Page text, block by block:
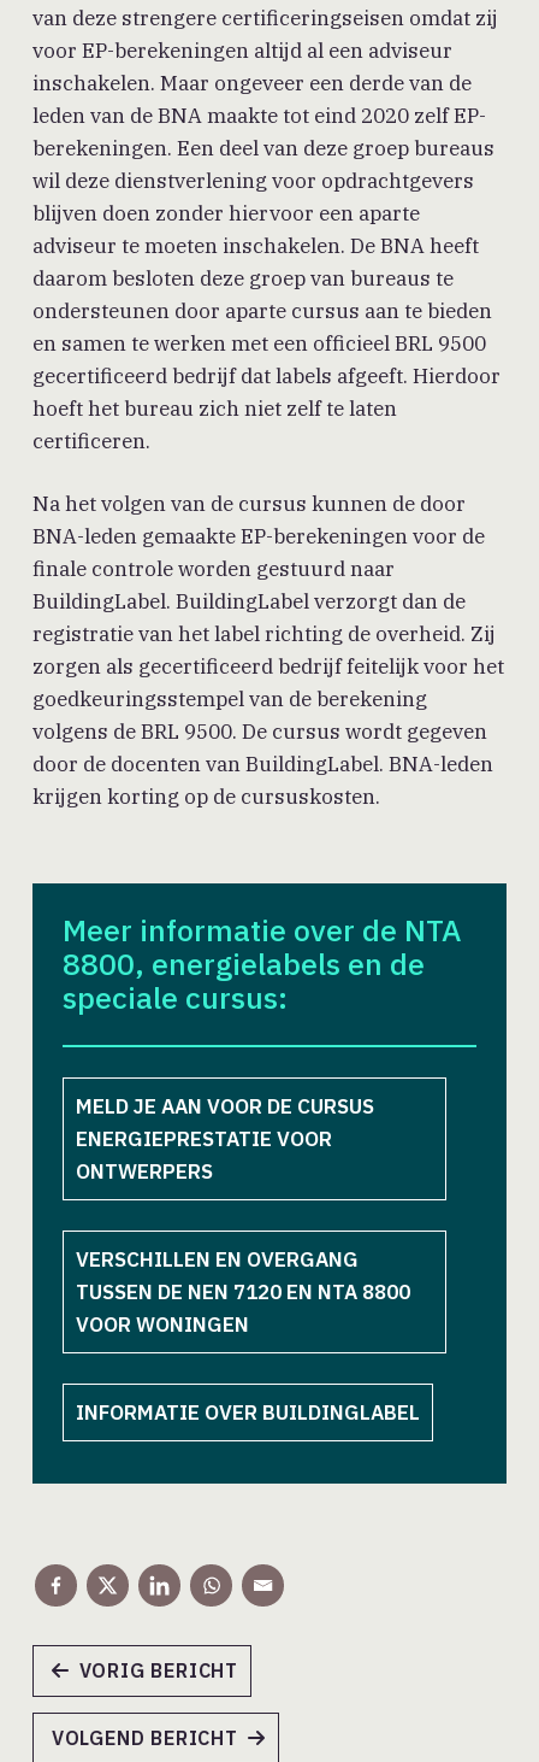
van deze strengere certificeringseisen omdat zij
voor EP-berekeningen altijd al een adviseur
inschakelen. Maar ongeveer een derde van de
leden van de BNA maakte tot eind 2020 zelf EP-
berekeningen. Een deel van deze groep bureaus
wil deze dienstverlening voor opdrachtgevers
blijven doen zonder hiervoor een aparte
adviseur te moeten inschakelen. De BNA heeft
daarom besloten deze groep van bureaus te
ondersteunen door aparte cursus aan te bieden
en samen te werken met een officieel BRL 9500
gecertificeerd bedrijf dat labels afgeeft. Hierdoor
hoeft het bureau zich niet zelf te laten
certificeren.
Na het volgen van de cursus kunnen de door
BNA-leden gemaakte EP-berekeningen voor de
finale controle worden gestuurd naar
BuildingLabel. BuildingLabel verzorgt dan de
registratie van het label richting de overheid. Zij
zorgen als gecertificeerd bedrijf feitelijk voor het
goedkeuringsstempel van de berekening
volgens de BRL 9500. De cursus wordt gegeven
door de docenten van BuildingLabel. BNA-leden
krijgen korting op de cursuskosten.
Meer informatie over de NTA
8800, energielabels en de
speciale cursus:
MELD JE AAN VOOR DE CURSUS
ENERGIEPRESTATIE VOOR
ONTWERPERS
VERSCHILLEN EN OVERGANG
TUSSEN DE NEN 7120 EN NTA 8800
VOOR WONINGEN
INFORMATIE OVER BUILDINGLABEL
VORIG BERICHT
VOLGEND BERICHT